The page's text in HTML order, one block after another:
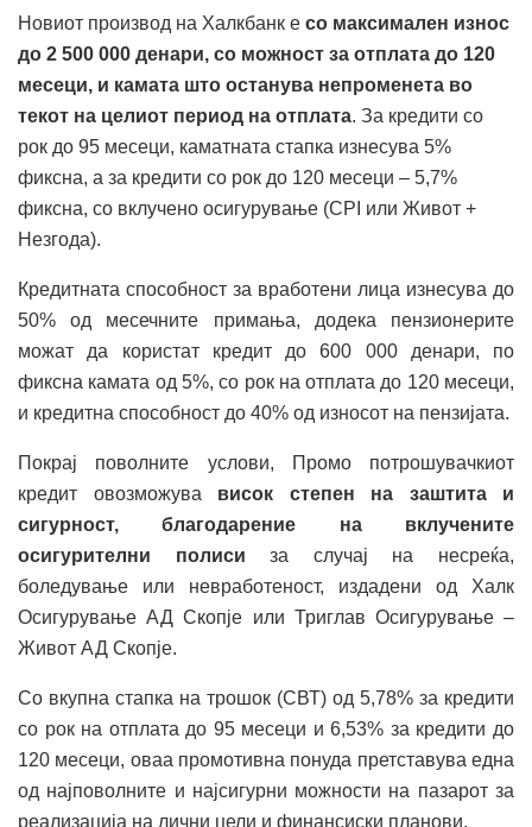
Новиот производ на Халкбанк е со максимален износ
до 2 500 000 денари, со можност за отплата до 120
месеци, и камата што останува непроменета во
текот на целиот период на отплата. За кредити со
рок до 95 месеци, каматната стапка изнесува 5%
фиксна, а за кредити со рок до 120 месеци – 5,7%
фиксна, со вклучено осигурување (CPI или Живот +
Незгода).
Кредитната способност за вработени лица изнесува до
50% од месечните примања, додека пензионерите
можат да користат кредит до 600 000 денари, по
фиксна камата од 5%, со рок на отплата до 120 месеци,
и кредитна способност до 40% од износот на пензијата.
Покрај поволните услови, Промо потрошувачкиот
кредит овозможува висок степен на заштита и
сигурност, благодарение на вклучените
осигурителни полиси за случај на несреќа,
боледување или невработеност, издадени од Халк
Осигурување АД Скопје или Триглав Осигурување –
Живот АД Скопје.
Со вкупна стапка на трошок (СВТ) од 5,78% за кредити
со рок на отплата до 95 месеци и 6,53% за кредити до
120 месеци, оваа промотивна понуда претставува една
од најповолните и најсигурни можности на пазарот за
реализација на лични цели и финансиски планови.